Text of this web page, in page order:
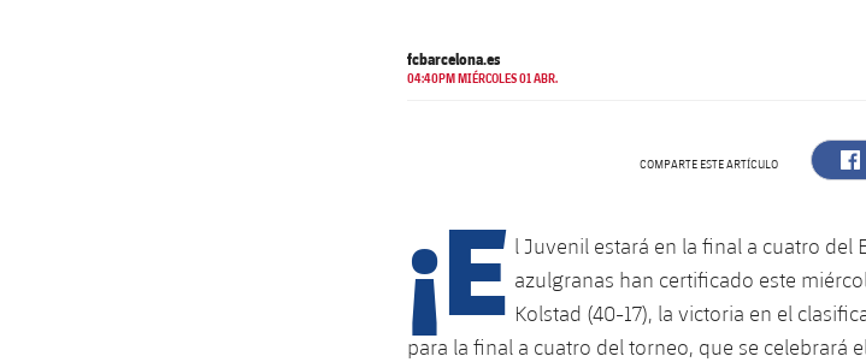
fcbarcelona.es
04:40PM MIÉRCOLES 01 ABR.
COMPARTE ESTE ARTÍCULO
¡E l Juvenil estará en la final a cuatro del
azulgranas han certificado este
Kolstad (40-17), la victoria en el
para la final a cuatro del torneo, que se celebrará